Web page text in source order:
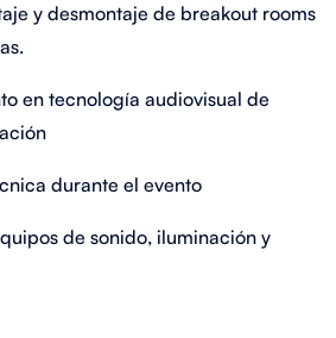
y desmontaje de breakout rooms
en tecnología audiovisual de
durante el evento
de sonido, iluminación y